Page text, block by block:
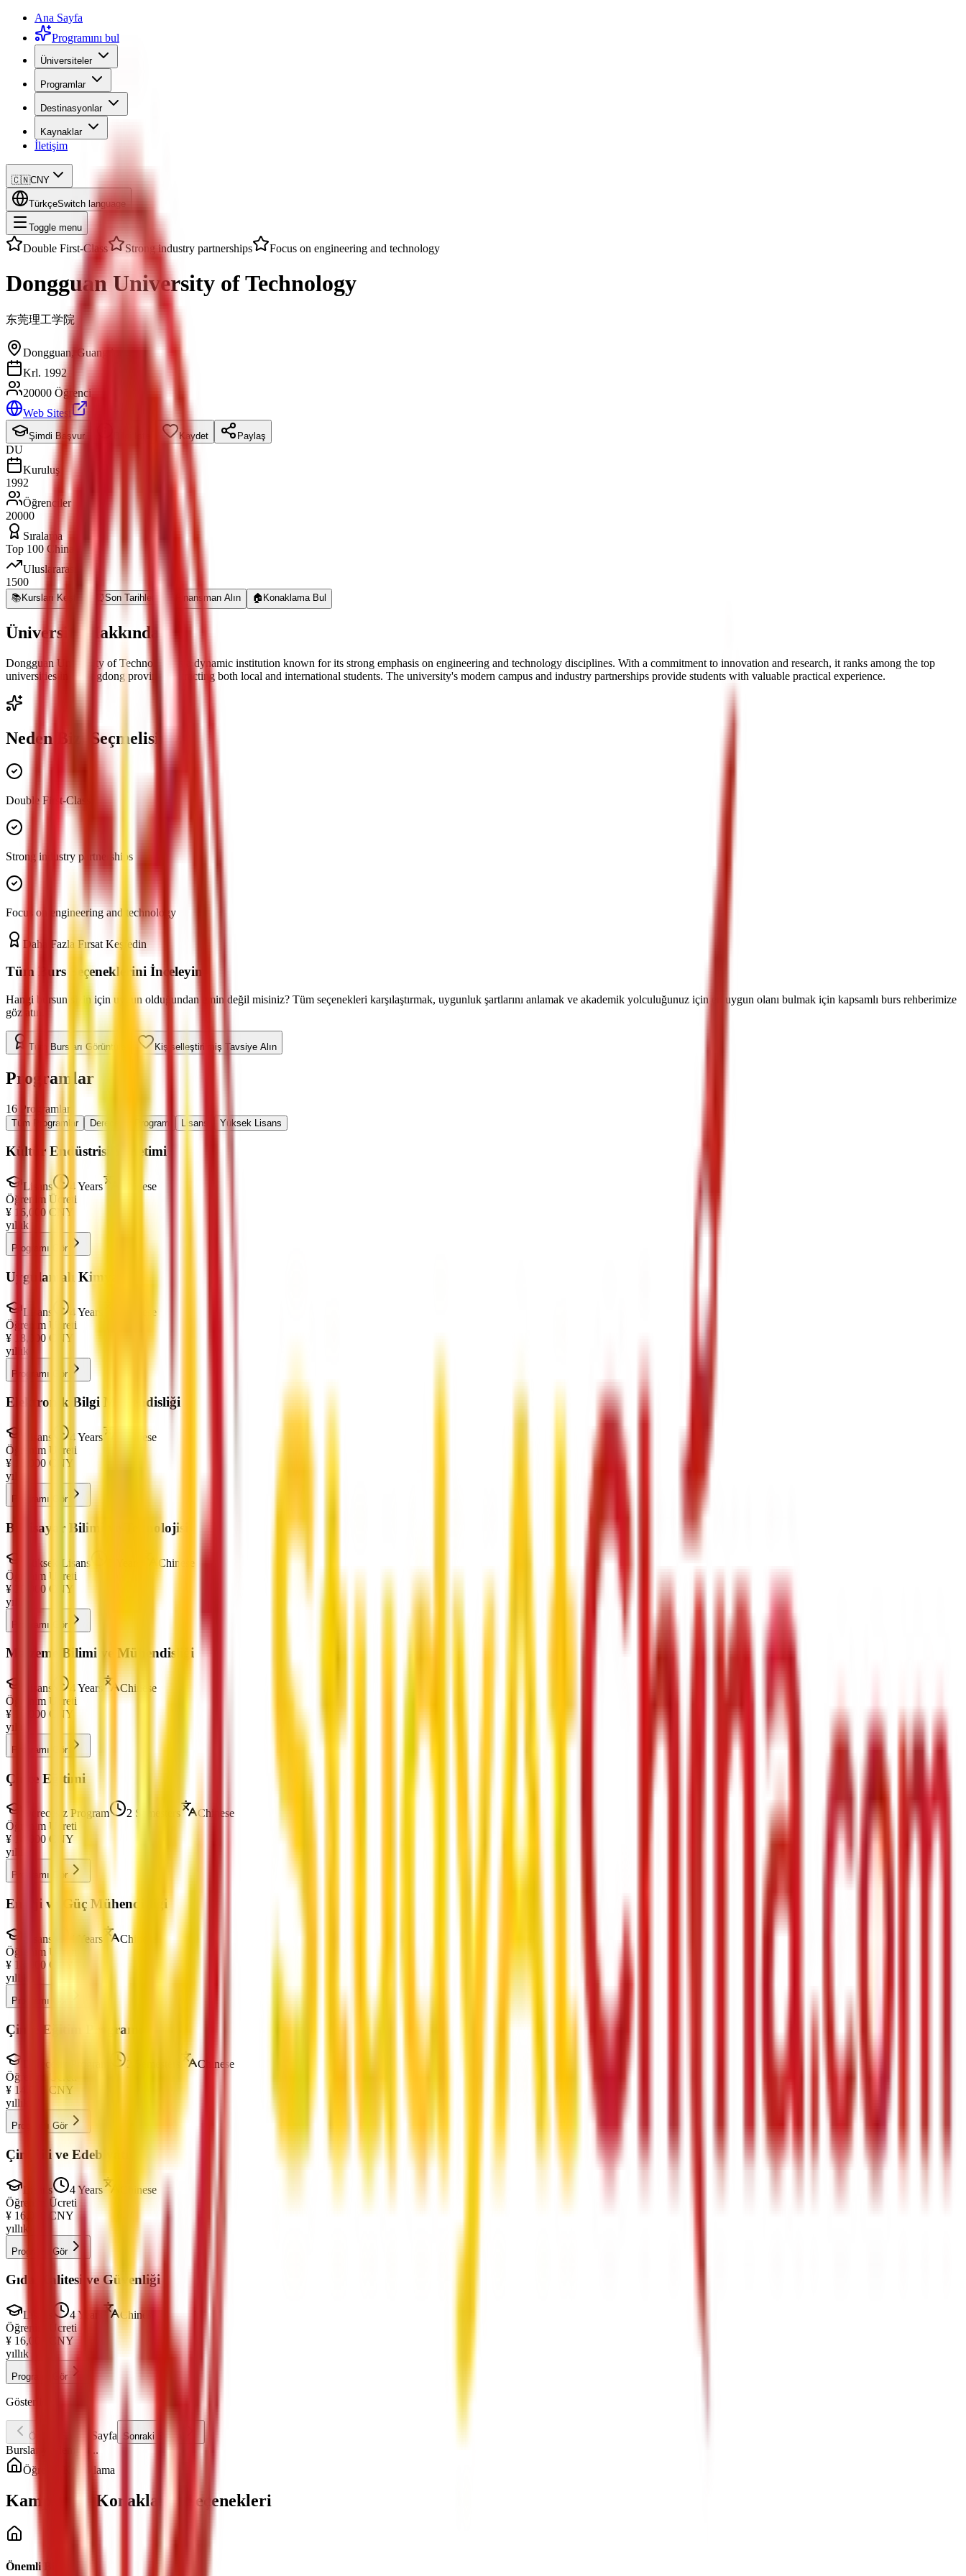
Ana Sayfa
Programını bul
Üniversiteler
Programlar
Destinasyonlar
Kaynaklar
İletişim
🇨🇳CNY
TürkçeSwitch language
Toggle menu
Double First-Class Strong industry partnerships Focus on engineering and technology
Dongguan University of Technology
东莞理工学院
Dongguan, Guangdong
Krl. 1992
20000 Öğrenci
Web Sitesi
Şimdi Başvur Kaydet Paylaş
DU
Kuruluş
1992
Öğrenciler
20000
Sıralama
Top 100 China
Uluslararası
1500
📚 Kursları Keşfet ⏰ Son Tarihler Finansman Alın 🏠 Konaklama Bul
Üniversite Hakkında
Dongguan University of Technology is a dynamic institution known for its strong emphasis on engineering and technology disciplines. With a commitment to innovation and research, it ranks among the top
universities in Guangdong province, attracting both local and international students. The university's modern campus and industry partnerships provide students with valuable practical experience.
Neden Bizi Seçmelisiniz
Double First-Class
Strong industry partnerships
Focus on engineering and technology
Daha Fazla Fırsat Keşfedin
Tüm Burs Seçeneklerini İnceleyin
Hangi bursun sizin için uygun olduğundan emin değil misiniz? Tüm seçenekleri karşılaştırmak, uygunluk şartlarını anlamak ve akademik yolculuğunuz için en uygun olanı bulmak için kapsamlı burs rehberimize
göz atın.
Tüm Bursları Görüntüle Kişiselleştirilmiş Tavsiye Alın
Programlar
16 Programlar
Tüm Programlar Derecesiz Program Lisans Yüksek Lisans
Kültür Endüstrisi Yönetimi
Lisans 4 Years
Chinese
Öğrenim Ücreti
¥ 16,000 CNY
yıllık
Programı Gör
Uygulamalı Kimya
Lisans 4 Years
Chinese
Öğrenim Ücreti
¥
18,000 CNY
yıllık
Programı Gör
Elektronik Bilgi Mühendisliği
Lisans 4 Years
Chinese
Öğrenim Ücreti
¥
18,000 CNY
yıllık
Programı Gör
Bilgisayar Bilimi ve Teknolojisi
Yüksek Lisans
Chinese
Öğrenim Ücreti
¥
20,000 CNY
yıllık
Programı Gör
Malzeme Bilimi ve Mühendisliği
Lisans 4 Years
Chinese
Öğrenim Ücreti
¥
18,000 CNY
yıllık
Programı Gör
Çince Eğitimi
Derecesiz Program 2 Semesters
Chinese
Öğrenim Ücreti
¥
14,000 CNY
yıllık
Programı Gör
Enerji ve Güç Mühendisliği
Lisans 4 Years
Chinese
Öğrenim Ücreti
¥ 18,000 CNY
yıllık
Programı Gör
Çince Eğitim Programı
Derecesiz Program
Chinese
Öğrenim Ücreti
¥ 14,000
CNY
yıllık
Programı Gör
Çin Dili ve Edebiyatı
Lisans 4 Years
Chinese
Öğrenim Ücreti
¥ 16,000
CNY
yıllık
Programı Gör
Gıda Kalitesi ve Güvenliği
Lisans 4 Years
Chinese
Öğrenim Ücreti
¥ 16,000
CNY
yıllık
Programı Gör
Gösterilen
Önceki Sayfa Sayfa Sonraki Sayfa
Burslar yükleniyor...
Öğrenci Konaklama
Kampüs İçi Konaklama Seçenekleri
Önemli Bilgiler